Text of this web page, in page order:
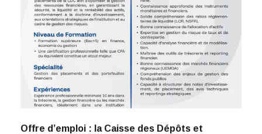
Offre d’emploi : la Caisse des Dépôts et